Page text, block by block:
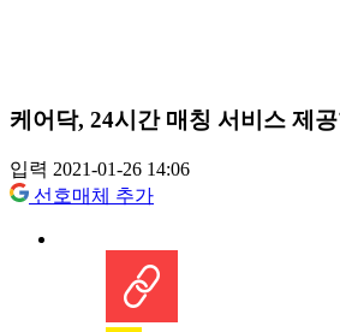
케어닥, 24시간 매칭 서비스 제
입력 2021-01-26 14:06
선호매체 추가